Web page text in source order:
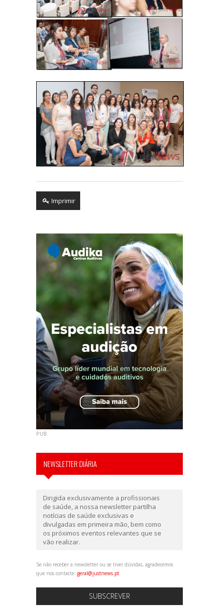
Imprimir
PUB
NEWSLETTER DIÁRIA
Dirigida exclusivamente a profissionais
de saúde, a nossa newsletter partilha
notícias de saúde exclusivas e
divulgadas em primeira mão, bem como
os próximos eventos relevantes que se
vão realizar.
Se não receber a newsletter ou se tiver dúvidas, agradecemos
que nos contacte: geral@justnews.pt
SUBSCREVER